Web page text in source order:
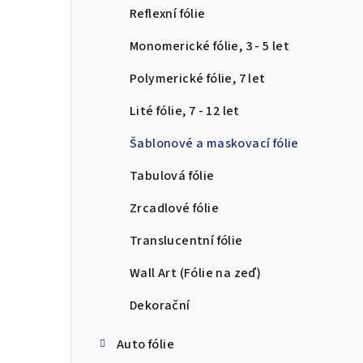
Reflexní fólie
Monomerické fólie, 3 - 5 let
Polymerické fólie, 7 let
Lité fólie, 7 - 12 let
Šablonové a maskovací fólie
Tabulová fólie
Zrcadlové fólie
Translucentní fólie
Wall Art (Fólie na zeď)
Dekorační
Auto fólie